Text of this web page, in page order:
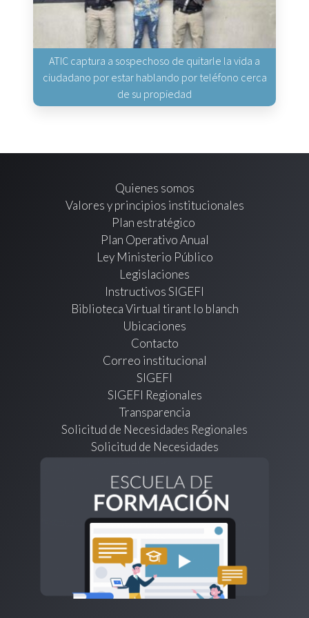
ATIC captura a sospechoso de quitarle la vida a
ciudadano por estar hablando por teléfono cerca
de su propiedad
Quienes somos
Valores y principios institucionales
Plan estratégico
Plan Operativo Anual
Ley Ministerio Público
Legislaciones
Instructivos SIGEFI
Biblioteca Virtual tirant lo blanch
Ubicaciones
Contacto
Correo institucional
SIGEFI
SIGEFI Regionales
Transparencia
Solicitud de Necesidades Regionales
Solicitud de Necesidades